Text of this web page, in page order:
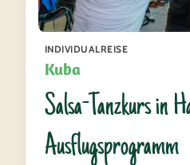
INDIVIDUALREISE
Kuba
Salsa-Tanzkurs in
Ausflugsprogramm